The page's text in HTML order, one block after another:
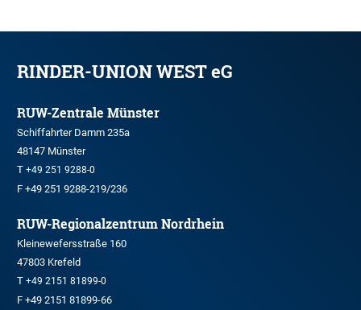
RINDER-UNION WEST eG
RUW-Zentrale Münster
Schiffahrter Damm 235a
48147 Münster
T +49 251 9288-0
F +49 251 9288-219/236
RUW-Regionalzentrum Nordrhein
Kleinewefersstraße 160
47803 Krefeld
T +49 2151 81899-0
F +49 2151 81899-66